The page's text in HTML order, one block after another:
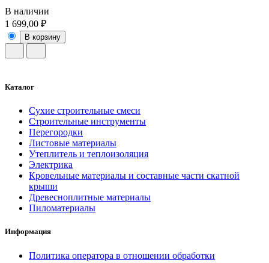
В наличии
1 699,00 ₽
В корзину
Каталог
Сухие строительные смеси
Строительные инструменты
Перегородки
Листовые материалы
Утеплитель и теплоизоляция
Электрика
Кровельные материалы и составные части скатной
крыши
Древесноплитные материалы
Пиломатериалы
Информация
Политика оператора в отношении обработки